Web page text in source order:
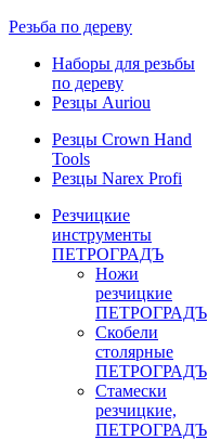
Резьба по дереву
Наборы для резьбы
по дереву
Резцы Auriou
Резцы Crown Hand
Tools
Резцы Narex Profi
Резчицкие
инструменты
ПЕТРОГРАДЪ
Ножи
резчицкие
ПЕТРОГРАДЪ
Скобели
столярные
ПЕТРОГРАДЪ
Стамески
резчицкие,
ПЕТРОГРАДЪ